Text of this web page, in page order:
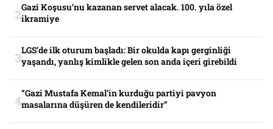
Gazi Koşusu’nu kazanan servet alacak. 100. yıla özel
ikramiye
LGS’de ilk oturum başladı: Bir okulda kapı gerginliği
yaşandı, yanlış kimlikle gelen son anda içeri girebildi
“Gazi Mustafa Kemal’in kurduğu partiyi pavyon
masalarına düşüren de kendileridir”